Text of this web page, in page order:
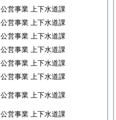
公営事業 上下水道課
公営事業 上下水道課
公営事業 上下水道課
公営事業 上下水道課
公営事業 上下水道課
公営事業 上下水道課
公営事業 上下水道課
公営事業 上下水道課